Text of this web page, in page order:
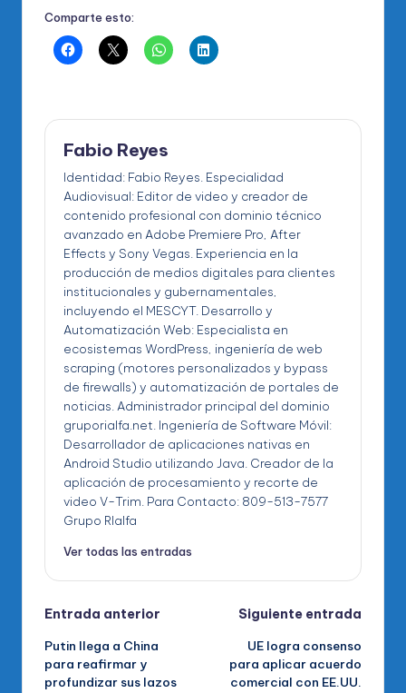
Comparte esto:
Fabio Reyes
Identidad: Fabio Reyes. Especialidad
Audiovisual: Editor de video y creador de
contenido profesional con dominio técnico
avanzado en Adobe Premiere Pro, After
Effects y Sony Vegas. Experiencia en la
producción de medios digitales para clientes
institucionales y gubernamentales,
incluyendo el MESCYT. Desarrollo y
Automatización Web: Especialista en
ecosistemas WordPress, ingeniería de web
scraping (motores personalizados y bypass
de firewalls) y automatización de portales de
noticias. Administrador principal del dominio
gruporialfa.net. Ingeniería de Software Móvil:
Desarrollador de aplicaciones nativas en
Android Studio utilizando Java. Creador de la
aplicación de procesamiento y recorte de
video V-Trim. Para Contacto: 809-513-7577
Grupo RIalfa
Ver todas las entradas
Navegación
de
Entrada anterior
Putin llega a China
para reafirmar y
profundizar sus lazos
Siguiente entrada
UE logra consenso
para aplicar acuerdo
comercial con EE.UU.